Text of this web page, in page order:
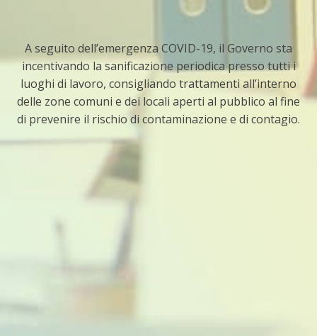
A seguito dell’emergenza COVID-19, il Governo sta
incentivando la sanificazione periodica presso tutti i
luoghi di lavoro, consigliando trattamenti all’interno
delle zone comuni e dei locali aperti al pubblico al fine
di prevenire il rischio di contaminazione e di contagio.